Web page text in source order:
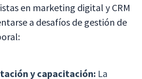
en marketing digital y CRM
a desafíos de gestión de
y capacitación: La